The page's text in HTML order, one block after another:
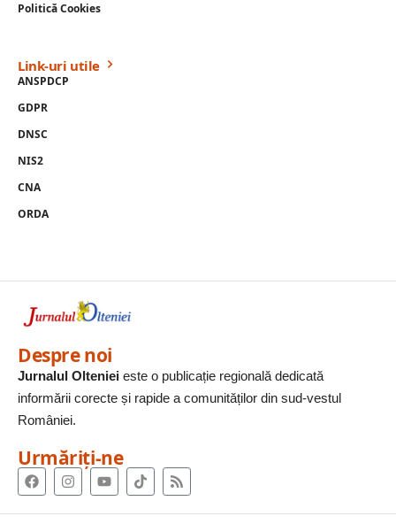
Politică Cookies
Link-uri utile
ANSPDCP
GDPR
DNSC
NIS2
CNA
ORDA
Despre noi
Jurnalul Olteniei este o publicație regională dedicată
informării corecte și rapide a comunităților din sud-vestul
României.
Urmăriți-ne